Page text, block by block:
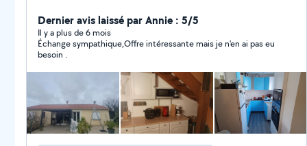
démoussage de toiture, l'isolation, la ventilation et le
placoplâtre. N'hésitez pas à me contacter pour tout
type de projet. Nous saurons vous apporter les
meilleurs prestataires dans le cas où nous ne
maîtriserions pas un domaine en particulier.
Dernier avis laissé par Annie : 5/5
Il y a plus de 6 mois
Échange sympathique,Offre intéressante mais je n'en ai pas eu
besoin .